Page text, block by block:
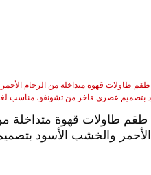
طقم طاولات قهوة متداخلة
الأحمر والخشب الأسود